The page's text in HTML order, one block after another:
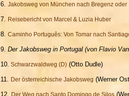
6. Jakobsweg von München nach Bregenz oder
7. Reisebericht von Marcel & Luzia Huber
8. Caminho Português: Von Tomar nach
9. Der Jakobsweg in Portugal (von Flavio
10. Schwarzwaldweg (D) (Otto Dudle)
11. Der österreichische Jakobsweg (Werner
12. Der Weg nach Santo Domingo de Silos